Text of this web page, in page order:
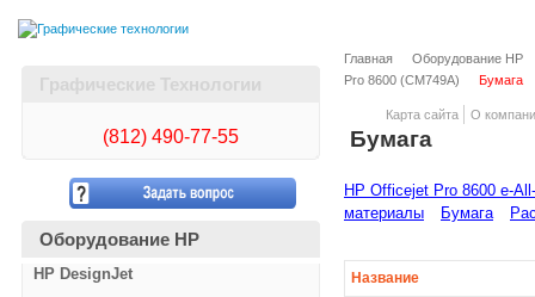
Карта сайта О
Графические Технологии
(812) 490-77-55
Оборудование HP
HP DesignJet
Главная
Оборудование HP
Pro 8600 (CM749A)
Бумага
Бумага
HP Officejet Pro 8600 e-
материалы
Бумага
Название